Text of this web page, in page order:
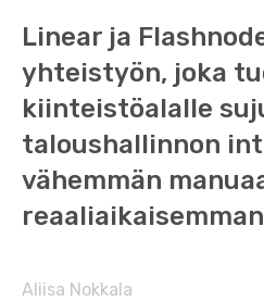
Linear ja
yhteistyön, joka
kiinteistöalalle
taloushallinnon
vähemmän
Aliisa Nokkala